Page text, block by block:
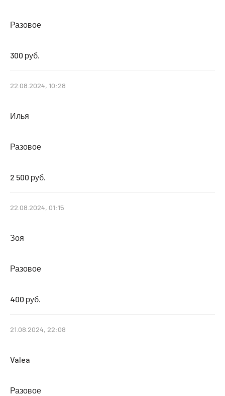
Разовое
300 руб.
22.08.2024, 10:28
Илья
Разовое
2 500 руб.
22.08.2024, 01:15
Зоя
Разовое
400 руб.
21.08.2024, 22:08
Valea
Разовое